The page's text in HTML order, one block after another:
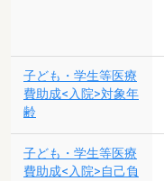
子ども・学生等医療
費助成<入院>対象年
齢
子ども・学生等医療
費助成<入院>自己負